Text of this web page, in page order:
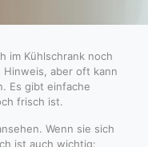
im Kühlschrank noch
aber oft kann
Es gibt einfache
frisch ist.
Wenn sie sich
ist auch wichtig: